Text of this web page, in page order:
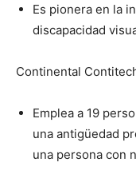
Es pionera en la
discapacidad
Continental
Emplea a 19
una antigüedad
una persona con